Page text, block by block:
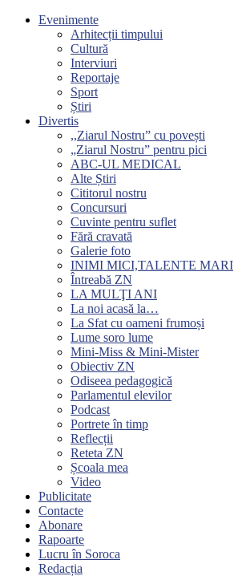
Evenimente
Arhitecții timpului
Cultură
Interviuri
Reportaje
Sport
Știri
Divertis
,,Ziarul Nostru” cu povești
„Ziarul Nostru” pentru pici
ABC-UL MEDICAL
Alte Știri
Cititorul nostru
Concursuri
Cuvinte pentru suflet
Fără cravată
Galerie foto
INIMI MICI,TALENTE MARI
Întreabă ZN
LA MULŢI ANI
La noi acasă la…
La Sfat cu oameni frumoși
Lume soro lume
Mini-Miss & Mini-Mister
Obiectiv ZN
Odiseea pedagogică
Parlamentul elevilor
Podcast
Portrete în timp
Reflecții
Reteta ZN
Școala mea
Video
Publicitate
Contacte
Abonare
Rapoarte
Lucru în Soroca
Redacția